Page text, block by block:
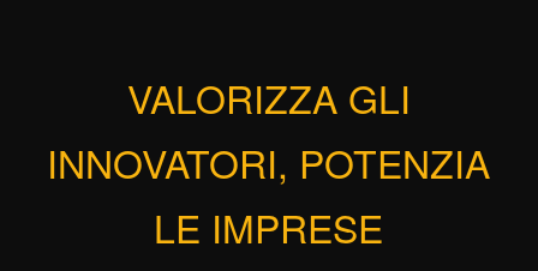
VALORIZZA GLI
INNOVATORI, POTENZIA
LE IMPRESE